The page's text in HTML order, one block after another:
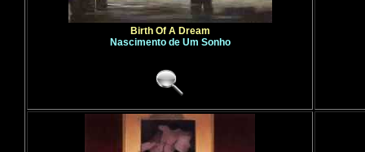
Birth Of A Dream
Nascimento de Um Sonho